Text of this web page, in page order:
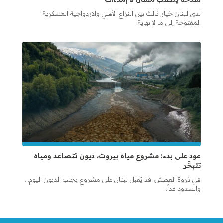
لدى لبنان خيار ثالث بين النزاع الأهلي والازدواجية العسكرية
المفتوحة إلى ما لا نهاية.
عود على بدء: مشروع مياه بيروت، ديون تتصاعد ومياه
تتبخّر
في ذروة العطش، قد يُقبل لبنان على مشروع يجلب الديون اليوم…
والسدود غداً.